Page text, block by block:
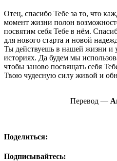
Отец, спасибо Тебе за то, что
момент жизни полон
посвятим себя Тебе в нём.
для нового старта и новой
Ты действуешь в нашей жизни и
историях. Да будем мы
чтобы заново посвящать себя
Твою чудесную силу живой и
Перевод —
Поделиться:
Подписывайтесь: